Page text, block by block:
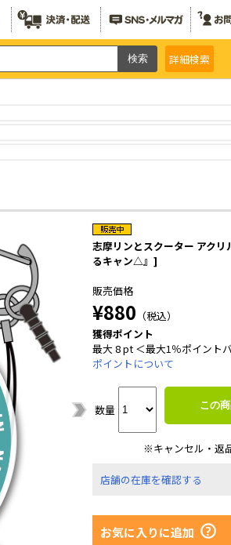
詳細検索
志摩リンとスクーター アク
るキャン△』]
販売価格
¥880 （税込）
獲得ポイント
最大 8 pt ＜最大1％ポイント
ポイントについて
数量 この
※キャンセル・返
店舗の在庫を確認する
お気に入りに追加